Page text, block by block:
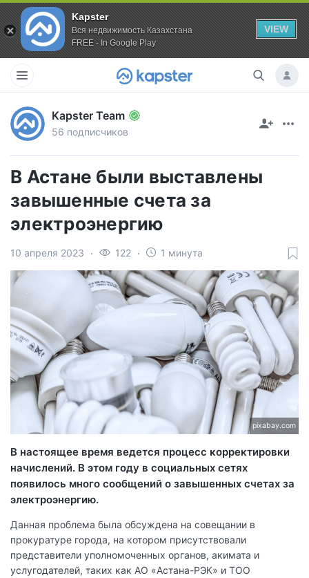
Kapster
Вся недвижимость Казахстана
FREE - In Google Play
VIEW
Kapster Team
56 подписчиков
В Астане были выставлены
завышенные счета за
электроэнергию
10 апреля 2023 122 1 минута
pixabay.com
В настоящее время ведется процесс корректировки
начислений. В этом году в социальных сетях
появилось много сообщений о завышенных счетах за
электроэнергию.
Данная проблема была обсуждена на совещании в
прокуратуре города, на котором присутствовали
представители уполномоченных органов, акимата и
услугодателей, таких как АО «Астана-РЭК» и ТОО